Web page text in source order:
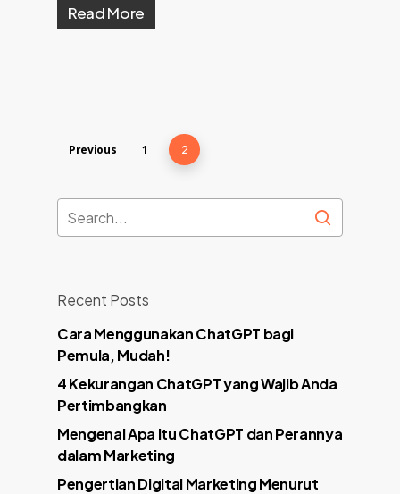
Read More
Previous 1 2
Recent Posts
Cara Menggunakan ChatGPT bagi
Pemula, Mudah!
4 Kekurangan ChatGPT yang Wajib Anda
Pertimbangkan
Mengenal Apa Itu ChatGPT dan Perannya
dalam Marketing
Pengertian Digital Marketing Menurut